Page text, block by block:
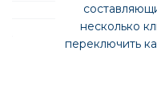
несколько
переключить